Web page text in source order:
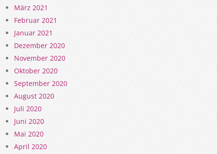
März 2021
Februar 2021
Januar 2021
Dezember 2020
November 2020
Oktober 2020
September 2020
August 2020
Juli 2020
Juni 2020
Mai 2020
April 2020